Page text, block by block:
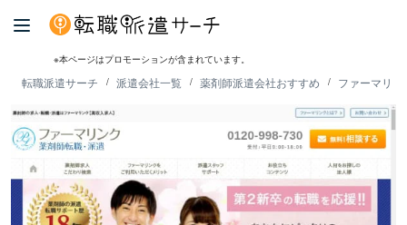
※本ページはプロモーションが含まれています。
転職派遣サーチ 派遣会社一覧 薬剤師派遣会社おすすめ ファーマリ